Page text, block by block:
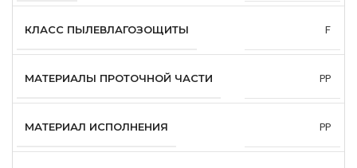
КЛАСС ПЫЛЕВЛАГОЗОЩИТЫ F
МАТЕРИАЛЫ ПРОТОЧНОЙ ЧАСТИ PP
МАТЕРИАЛ ИСПОЛНЕНИЯ PP